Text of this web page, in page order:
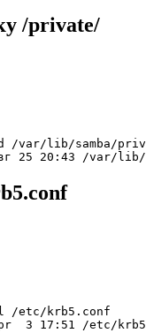
/private/
/var/lib/samba/
25 20:43 /var/lib/
-l /etc/krb5.conf
3 17:51 /etc/